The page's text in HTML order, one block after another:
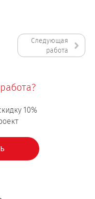
Следующая
работа
10%